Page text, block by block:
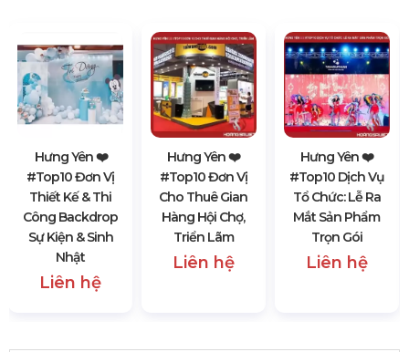
Hưng Yên ❤️️
#top10 Đơn Vị
Thiết Kế & Thi
Công Backdrop
Sự Kiện & Sinh
Nhật
Liên hệ
Hưng Yên ❤️️
#top10 Đơn Vị
Cho Thuê Gian
Hàng Hội Chợ,
Triển Lãm
Liên hệ
Hưng Yên ❤️️
#top10 Dịch Vụ
Tổ Chức: Lễ Ra
Mắt Sản Phẩm
Trọn Gói
Liên hệ